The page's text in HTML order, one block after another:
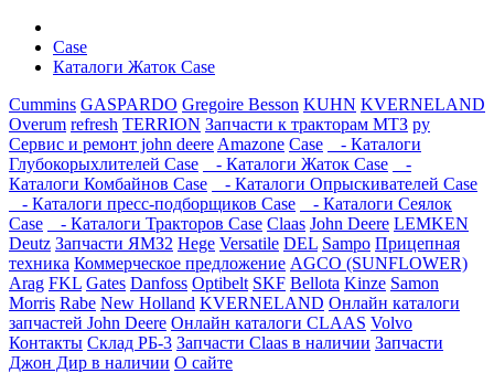
Case
Каталоги Жаток Case
Cummins GASPARDO Gregoire Besson KUHN KVERNELAND
Overum refresh TERRION Запчасти к тракторам МТЗ ру
Сервис и ремонт john deere Amazone Case
- Каталоги
Глубокорыхлителей Case
- Каталоги Жаток Case
-
Каталоги Комбайнов Case
- Каталоги Опрыскивателей Case
- Каталоги пресс-подборщиков Case
- Каталоги Сеялок
Case
- Каталоги Тракторов Case Claas John Deere LEMKEN
Deutz Запчасти ЯМЗ2 Hege Versatile DEL Sampo Прицепная
техника Коммерческое предложение AGCO (SUNFLOWER)
Arag FKL Gates Danfoss Optibelt SKF Bellota Kinze Samon
Morris Rabe New Holland KVERNELAND Онлайн каталоги
запчастей John Deere Онлайн каталоги CLAAS Volvo
Контакты Склад РБ-3 Запчасти Claas в наличии Запчасти
Джон Дир в наличии О сайте